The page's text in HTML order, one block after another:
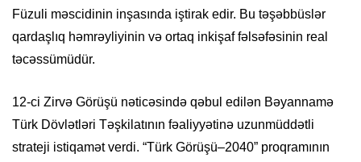
Füzuli məscidinin inşasında iştirak edir. Bu təşəbbüslər
qardaşlıq həmrəyliyinin və ortaq inkişaf fəlsəfəsinin real
təcəssümüdür.
12-ci Zirvə Görüşü nəticəsində qəbul edilən Bəyannamə
Türk Dövlətləri Təşkilatının fəaliyyətinə uzunmüddətli
strateji istiqamət verdi. “Türk Görüşü–2040” proqramının